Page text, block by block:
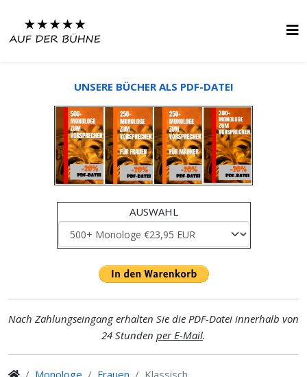
UNSERE BÜCHER ALS PDF-DATEI
AUSWAHL
Nach Zahlungseingang erhalten Sie die PDF-Datei innerhalb von
24 Stunden per E-Mail.
Monologe Frauen Klassisch